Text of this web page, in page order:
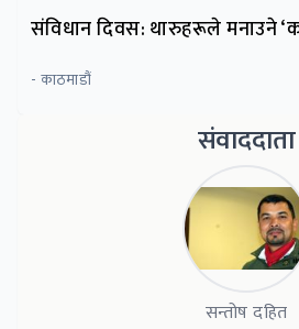
संविधान दिवस: थारुहरूले मनाउने
- काठमाडौं
संवाददाता
सन्तोष दहित